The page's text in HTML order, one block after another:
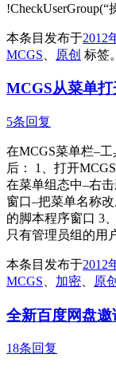
本条目发布于2012
MCGS
原创 标签。
MCGS从菜单
5条回复
在MCGS菜单栏–
后： 1、打开
在菜单组态中–右
窗口–把菜单名称
的脚本程序窗口 3
只有管理员组的
本条目发布于2012
MCGS
加密 原创
全新百度网盘邀
18条回复